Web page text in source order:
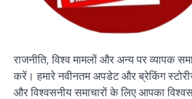
राजनीति, विश्व मामलों और अन्य पर व्यापक
करें। हमारे नवीनतम अपडेट और ब्रेकिंग
और विश्वसनीय समाचारों के लिए आपका